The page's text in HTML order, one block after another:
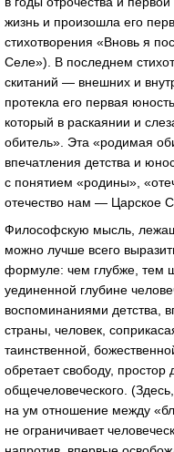
жизнь и произошла его
стихотворения «Вновь я
Селе»). В последнем
скитаний — внешних и
протекла его первая
который в раскаянии и
обитель». Эта «родимая
впечатления детства и
с понятием «родины»,
отечество нам — Царское
Философскую мысль,
можно лучше всего
формуле: чем глубже, тем
уединенной глубине
воспоминаниями детства,
страны, человек,
таинственной,
обретает свободу, простор
общечеловеческого.
на ум отношение между
не ограничивает